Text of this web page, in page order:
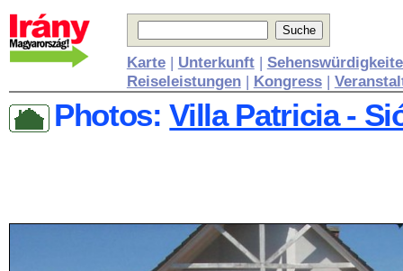
Karte| Unterkunft|
Reiseleistungen| Kongress|
Photos:Villa Patricia -